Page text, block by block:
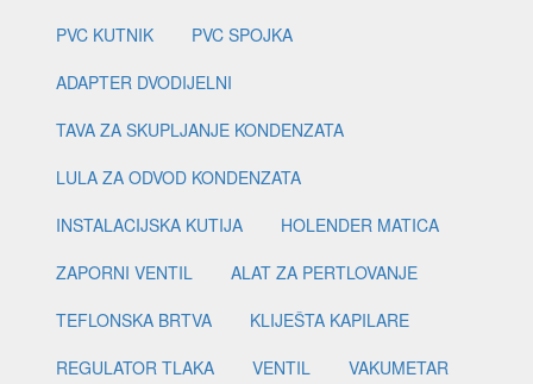
PVC KUTNIK
PVC SPOJKA
ADAPTER DVODIJELNI
TAVA ZA SKUPLJANJE KONDENZATA
LULA ZA ODVOD KONDENZATA
INSTALACIJSKA KUTIJA
HOLENDER MATICA
ZAPORNI VENTIL
ALAT ZA PERTLOVANJE
TEFLONSKA BRTVA
KLIJEŠTA KAPILARE
REGULATOR TLAKA
VENTIL
VAKUMETAR